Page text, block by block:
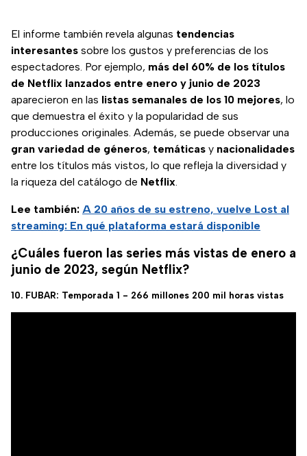
El informe también revela algunas tendencias
interesantes sobre los gustos y preferencias de los
espectadores. Por ejemplo, más del 60% de los títulos
de Netflix lanzados entre enero y junio de 2023
aparecieron en las listas semanales de los 10 mejores, lo
que demuestra el éxito y la popularidad de sus
producciones originales. Además, se puede observar una
gran variedad de géneros, temáticas y nacionalidades
entre los títulos más vistos, lo que refleja la diversidad y
la riqueza del catálogo de Netflix.
Lee también: A 20 años de su estreno, vuelve Lost al
streaming: En qué plataforma estará disponible
¿Cuáles fueron las series más vistas de enero a
junio de 2023, según Netflix?
10. FUBAR: Temporada 1 - 266 millones 200 mil horas vistas